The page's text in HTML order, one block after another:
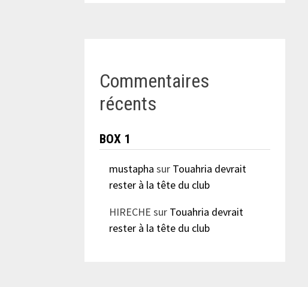
Commentaires
récents
BOX 1
mustapha sur Touahria devrait
rester à la tête du club
HIRECHE sur Touahria devrait
rester à la tête du club